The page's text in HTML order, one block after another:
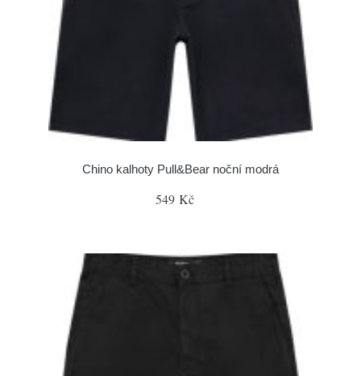
Chino kalhoty Pull&Bear noční modrá
549 Kč